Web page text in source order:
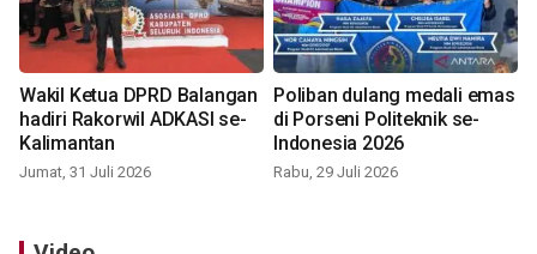
Wakil Ketua DPRD Balangan
hadiri Rakorwil ADKASI se-
Kalimantan
Jumat, 31 Juli 2026
Poliban dulang medali emas
di Porseni Politeknik se-
Indonesia 2026
Rabu, 29 Juli 2026